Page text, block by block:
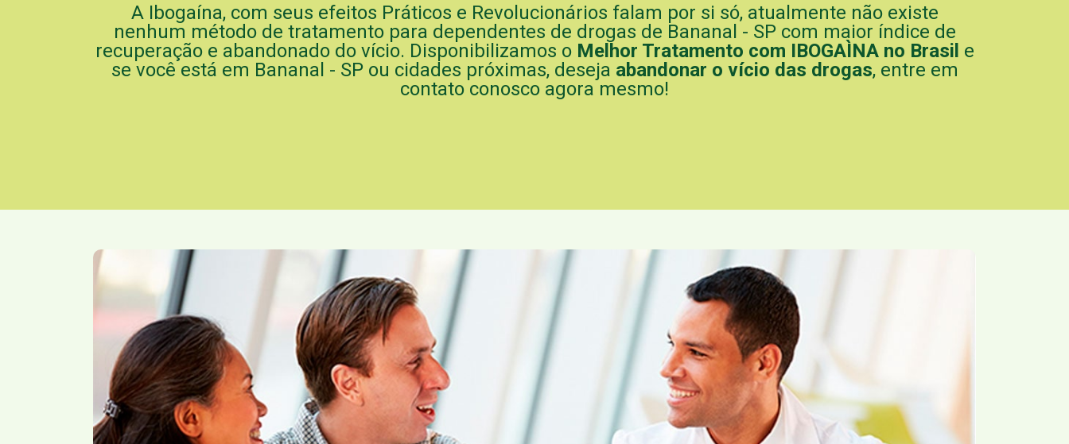
A Ibogaína, com seus efeitos Práticos e Revolucionários falam por si só, atualmente não existe
nenhum método de tratamento para dependentes de drogas de Bananal - SP com maior índice de
recuperação e abandonado do vício. Disponibilizamos o Melhor Tratamento com IBOGAÌNA no Brasil e
se você está em Bananal - SP ou cidades próximas, deseja abandonar o vício das drogas, entre em
contato conosco agora mesmo!